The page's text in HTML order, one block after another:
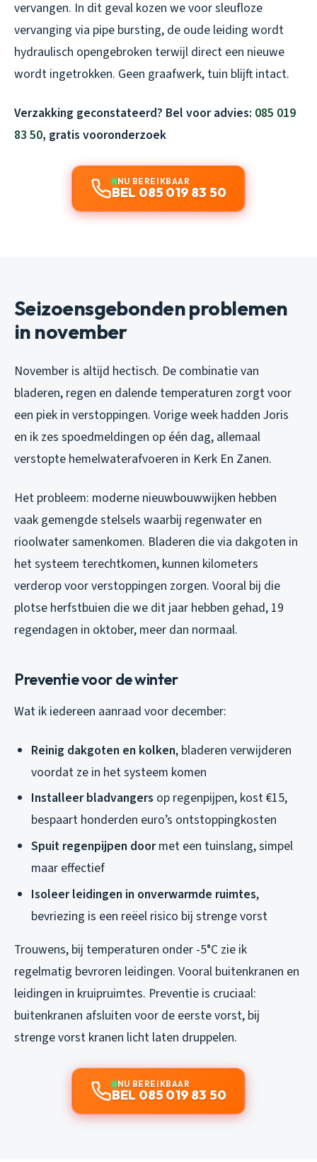
vervangen. In dit geval kozen we voor sleufloze
vervanging via pipe bursting, de oude leiding wordt
hydraulisch opengebroken terwijl direct een nieuwe
wordt ingetrokken. Geen graafwerk, tuin blijft intact.
Verzakking geconstateerd? Bel voor advies: 085 019
83 50, gratis vooronderzoek
NU BEREIKBAAR
BEL 085 019 83 50
Seizoensgebonden problemen
in november
November is altijd hectisch. De combinatie van
bladeren, regen en dalende temperaturen zorgt voor
een piek in verstoppingen. Vorige week hadden Joris
en ik zes spoedmeldingen op één dag, allemaal
verstopte hemelwaterafvoeren in Kerk En Zanen.
Het probleem: moderne nieuwbouwwijken hebben
vaak gemengde stelsels waarbij regenwater en
rioolwater samenkomen. Bladeren die via dakgoten in
het systeem terechtkomen, kunnen kilometers
verderop voor verstoppingen zorgen. Vooral bij die
plotse herfstbuien die we dit jaar hebben gehad, 19
regendagen in oktober, meer dan normaal.
Preventie voor de winter
Wat ik iedereen aanraad voor december:
Reinig dakgoten en kolken, bladeren verwijderen
voordat ze in het systeem komen
Installeer bladvangers op regenpijpen, kost €15,
bespaart honderden euro’s ontstoppingkosten
Spuit regenpijpen doormet een tuinslang, simpel
maar effectief
Isoleer leidingen in onverwarmde ruimtes,
bevriezing is een reëel risico bij strenge vorst
Trouwens, bij temperaturen onder -5°C zie ik
regelmatig bevroren leidingen. Vooral buitenkranen en
leidingen in kruipruimtes. Preventie is cruciaal:
buitenkranen afsluiten voor de eerste vorst, bij
strenge vorst kranen licht laten druppelen.
NU BEREIKBAAR
BEL 085 019 83 50